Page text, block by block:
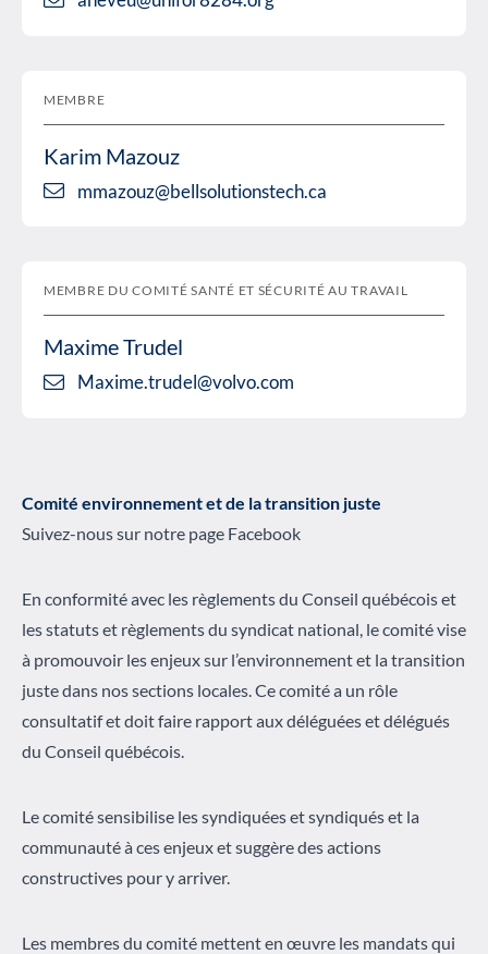
MEMBRE
Karim Mazouz
mmazouz@bellsolutionstech.ca
MEMBRE DU COMITÉ SANTÉ ET SÉCURITÉ AU TRAVAIL
Maxime Trudel
Maxime.trudel@volvo.com
Comité environnement et de la transition juste
Suivez-nous sur notre page Facebook
En conformité avec les règlements du Conseil québécois et
les statuts et règlements du syndicat national, le comité vise
à promouvoir les enjeux sur l’environnement et la transition
juste dans nos sections locales. Ce comité a un rôle
consultatif et doit faire rapport aux déléguées et délégués
du Conseil québécois.
Le comité sensibilise les syndiquées et syndiqués et la
communauté à ces enjeux et suggère des actions
constructives pour y arriver.
Les membres du comité mettent en œuvre les mandats qui